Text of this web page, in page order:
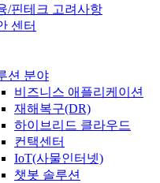
/핀테크 고려사항
센터
션 분야
비즈니스 애플리케이션
재해복구(DR)
하이브리드 클라우드
컨택센터
IoT(사물인터넷)
챗봇 솔루션